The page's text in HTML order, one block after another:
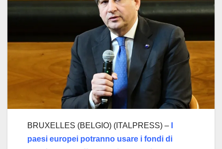
BRUXELLES (BELGIO) (ITALPRESS) –
paesi europei potranno usare i fondi di